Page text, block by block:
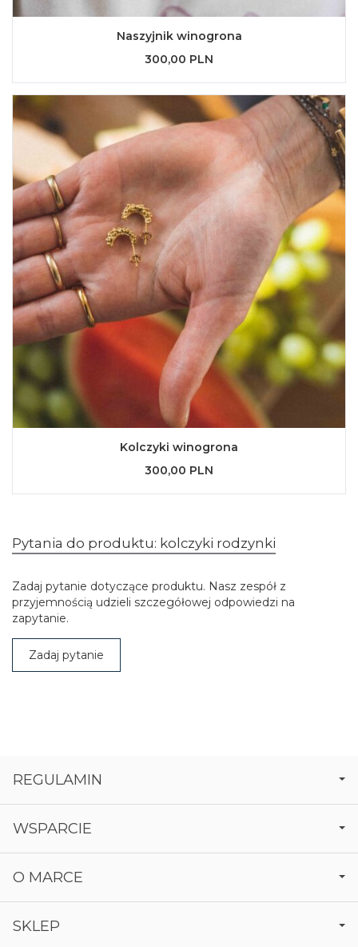
Naszyjnik winogrona
300,00 PLN
Kolczyki winogrona
300,00 PLN
Pytania do produktu: kolczyki rodzynki
Zadaj pytanie dotyczące produktu. Nasz zespół z
przyjemnością udzieli szczegółowej odpowiedzi na
zapytanie.
Zadaj pytanie
REGULAMIN
WSPARCIE
O MARCE
SKLEP